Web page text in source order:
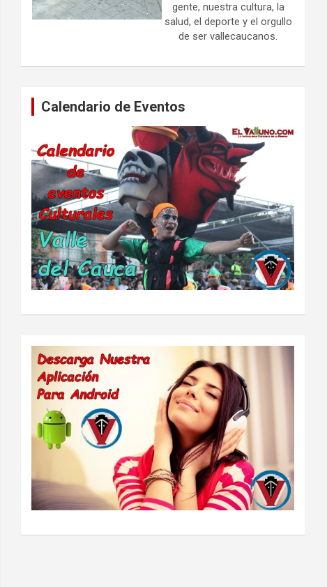
gente, nuestra cultura, la
salud, el deporte y el orgullo
de ser vallecaucanos.
Calendario de Eventos